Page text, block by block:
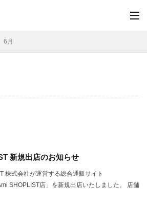
6月
新規出店のお知らせ
株式会社が運営する総合通販サイト
SHOPLIST店」を新規出店いたしました。 店舗